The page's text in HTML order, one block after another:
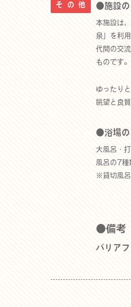
そ の 他 ●施設の
本施設は
泉」を利
代間の交
ものです。
ゆったり
眺望と良
●浴場の
大風呂・
風呂の7種
※貸切風呂
●備考
バリア